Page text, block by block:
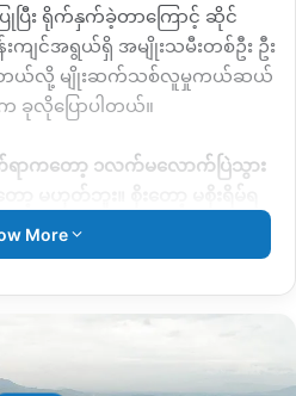
ပြီး ရိုက်နှက်ခဲ့တာကြောင့် ဆိုင်
ကျင်အရွယ်ရှိ အမျိုးသမီးတစ်ဦး ဦး
ရှိခဲ့တယ်လို့ မျိုးဆက်သစ်လူမှုကယ်ဆယ်
ခုလိုပြောပါတယ်။
ာကတော့ ၁လက်မလောက်ပြဲသွား
အပ်တဲ့ အရေးပေါ်ကုသမှုတွေ
းကို ပို့ဆောင်ခဲ့တယ်လို့ သိရပါတယ်။
More